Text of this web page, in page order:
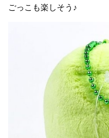
ごっこも楽しそう♪